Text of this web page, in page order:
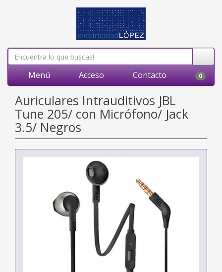
Menú Acceso Contacto 0
Auriculares Intrauditivos JBL
Tune 205/ con Micrófono/ Jack
3.5/ Negros